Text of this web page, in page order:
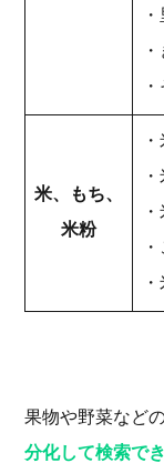
米、もち、
米粉
果物や野菜など
分化して検索で